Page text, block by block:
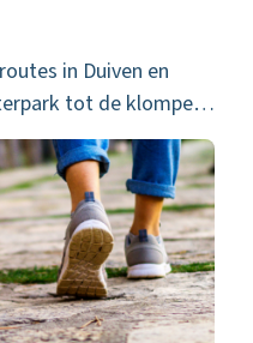
in Duiven en
tot de klompe…